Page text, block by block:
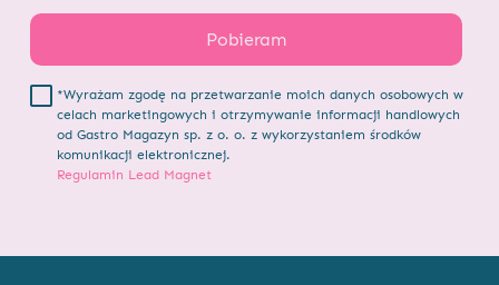
*Wyrażam zgodę na przetwarzanie moich danych osobowych w
celach marketingowych i otrzymywanie informacji handlowych
od Gastro Magazyn sp. z o. o. z wykorzystaniem środków
komunikacji elektronicznej.
Regulamin Lead Magnet